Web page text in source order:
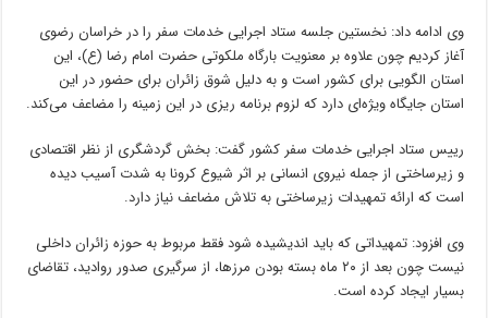
وی ادامه داد: نخستین جلسه ستاد اجرایی خدمات سفر را در خراسان رضوی
آغاز کردیم چون علاوه بر معنویت بارگاه ملکوتی حضرت امام رضا (ع)، این
استان الگویی برای کشور است و به دلیل شوق زائران برای حضور در این
استان جایگاه ویژه‌ای دارد که لزوم برنامه ریزی در این زمینه را مضاعف می‌کند.
رییس ستاد اجرایی خدمات سفر کشور گفت: بخش گردشگری از نظر اقتصادی
و زیرساختی از جمله نیروی انسانی بر اثر شیوع کرونا به شدت آسیب دیده
است که ارائه تمهیدات زیرساختی به تلاش مضاعف نیاز دارد.
وی افزود: تمهیداتی که باید اندیشیده شود فقط مربوط به حوزه زائران داخلی
نیست چون بعد از ۲۰ ماه بسته بودن مرزها، از سرگیری صدور روادید، تقاضای
بسیار ایجاد کرده است.